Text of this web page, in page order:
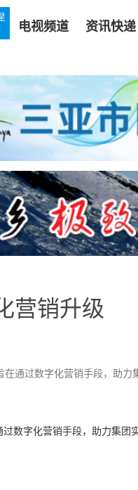
电视频道 资讯快递
营销升级
通过数字化营销手段，助
数字化营销手段，助力集团